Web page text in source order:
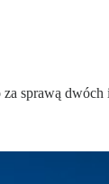
sprawą dwóch